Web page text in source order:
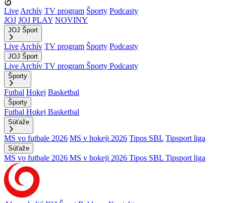
Live Archív TV program Športy Podcasty
JOJ JOJ PLAY NOVINY
JOJ Šport
Live Archív TV program Športy Podcasty
JOJ Šport
Live Archív TV program Športy Podcasty
Športy
Futbal Hokej Basketbal
Športy
Futbal Hokej Basketbal
Súťaže
MS vo futbale 2026 MS v hokeji 2026 Tipos SBL Tipsport liga
Súťaže
MS vo futbale 2026 MS v hokeji 2026 Tipos SBL Tipsport liga